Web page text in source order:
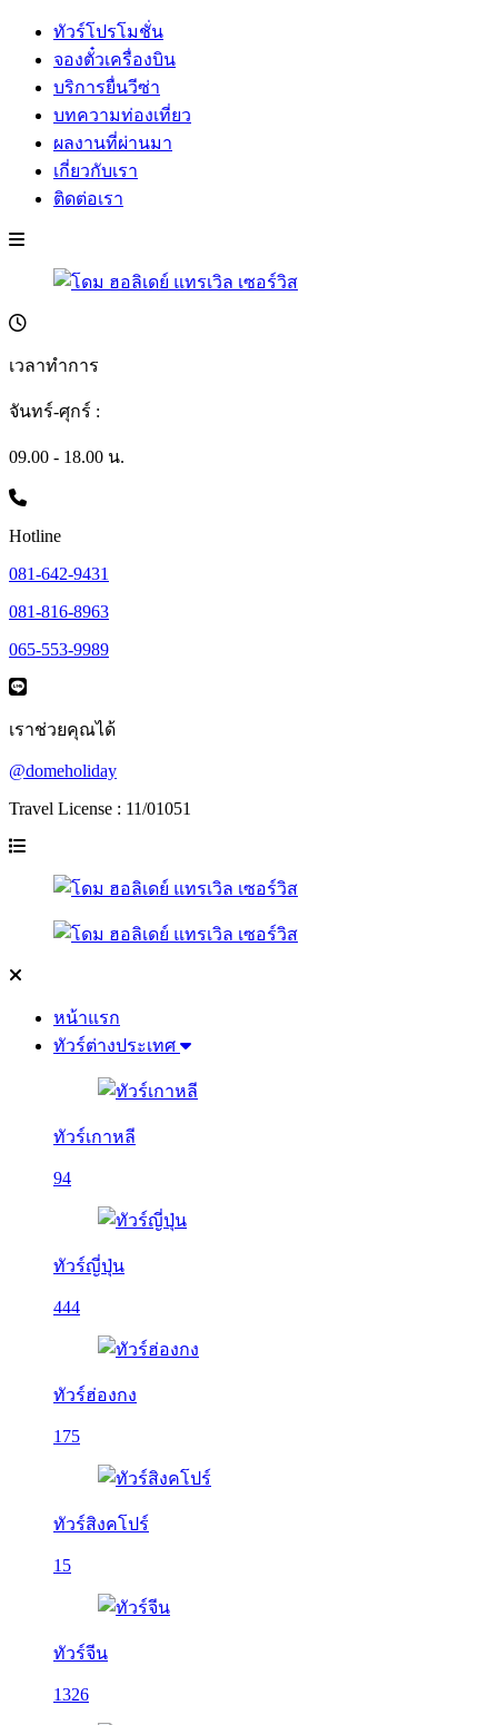
ทัวร์โปรโมชั่น
จองตั๋วเครื่องบิน
บริการยื่นวีซ่า
บทความท่องเที่ยว
ผลงานที่ผ่านมา
เกี่ยวกับเรา
ติดต่อเรา
เวลาทำการ
จันทร์-ศุกร์ :
09.00 - 18.00 น.
Hotline
081-642-9431
081-816-8963
065-553-9989
เราช่วยคุณได้
@domeholiday
Travel License : 11/01051
หน้าแรก
ทัวร์ต่างประเทศ
ทัวร์เกาหลี
94
ทัวร์ญี่ปุ่น
444
ทัวร์ฮ่องกง
175
ทัวร์สิงคโปร์
15
ทัวร์จีน
1326